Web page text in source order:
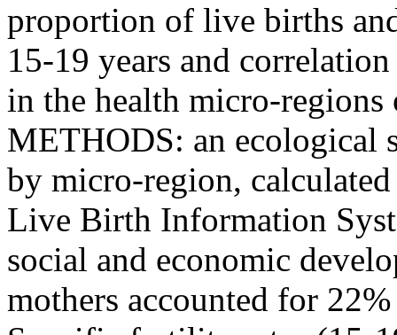
proportion of live births
15-19 years and
in the health micro-
METHODS: an ecological
by micro-region,
Live Birth Information
social and economic
mothers accounted for